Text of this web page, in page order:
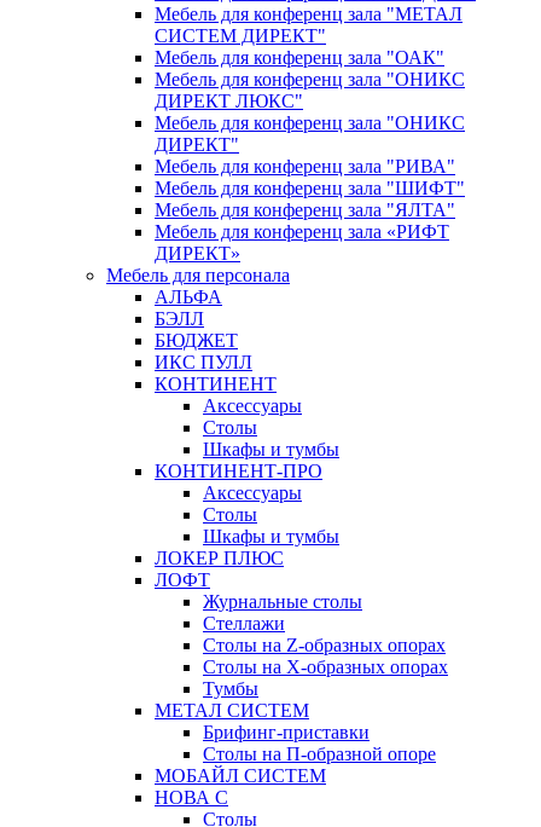
Мебель для конференц зала "МЕТАЛ
СИСТЕМ ДИРЕКТ"
Мебель для конференц зала "ОАК"
Мебель для конференц зала "ОНИКС
ДИРЕКТ ЛЮКС"
Мебель для конференц зала "ОНИКС
ДИРЕКТ"
Мебель для конференц зала "РИВА"
Мебель для конференц зала "ШИФТ"
Мебель для конференц зала "ЯЛТА"
Мебель для конференц зала «РИФТ
ДИРЕКТ»
Мебель для персонала
АЛЬФА
БЭЛЛ
БЮДЖЕТ
ИКС ПУЛЛ
КОНТИНЕНТ
Аксессуары
Столы
Шкафы и тумбы
КОНТИНЕНТ-ПРО
Аксессуары
Столы
Шкафы и тумбы
ЛОКЕР ПЛЮС
ЛОФТ
Журнальные столы
Стеллажи
Столы на Z-образных опорах
Столы на Х-образных опорах
Тумбы
МЕТАЛ СИСТЕМ
Брифинг-приставки
Столы на П-образной опоре
МОБАЙЛ СИСТЕМ
НОВА С
Столы